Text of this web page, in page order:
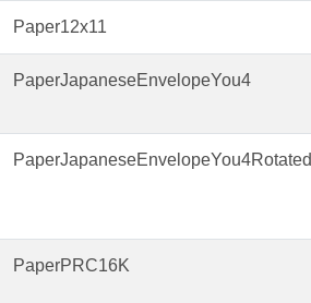
Paper12x11
PaperJapaneseEnvelopeYou4
PaperJapaneseEnvelopeYou4Rotated
PaperPRC16K